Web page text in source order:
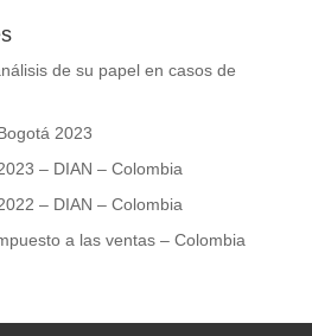
de su papel en casos de
2023
– DIAN – Colombia
– DIAN – Colombia
a las ventas – Colombia